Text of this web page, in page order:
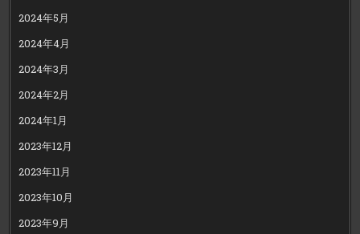
2024年5月
2024年4月
2024年3月
2024年2月
2024年1月
2023年12月
2023年11月
2023年10月
2023年9月